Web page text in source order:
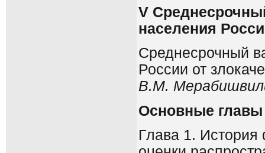
V
населения
Среднесрочный
России от
В.М.
Основные главы
Глава 1. История